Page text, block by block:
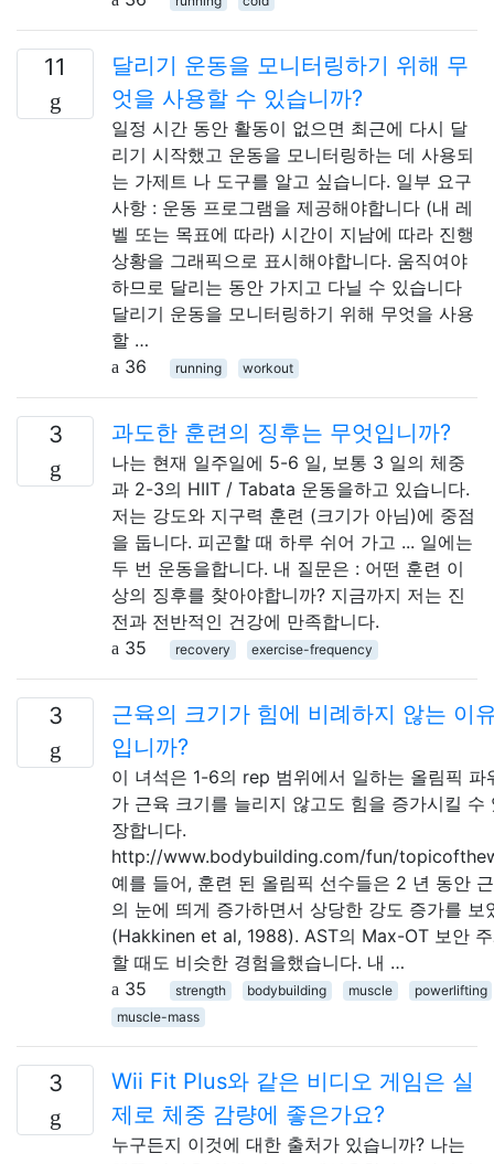
11
달리기 운동을 모니터링하기 위해 무
엇을 사용할 수 있습니까?
일정 시간 동안 활동이 없으면 최근에 다시 달
리기 시작했고 운동을 모니터링하는 데 사용되
는 가제트 나 도구를 알고 싶습니다. 일부 요구
사항 : 운동 프로그램을 제공해야합니다 (내 레
벨 또는 목표에 따라) 시간이 지남에 따라 진행
상황을 그래픽으로 표시해야합니다. 움직여야
하므로 달리는 동안 가지고 다닐 수 있습니다
달리기 운동을 모니터링하기 위해 무엇을 사용
할 …
36
running workout
3 과도한 훈련의 징후는 무엇입니까?
나는 현재 일주일에 5-6 일, 보통 3 일의 체중
과 2-3의 HIIT / Tabata 운동을하고 있습니다.
저는 강도와 지구력 훈련 (크기가 아님)에 중점
을 둡니다. 피곤할 때 하루 쉬어 가고 ... 일에는
두 번 운동을합니다. 내 질문은 : 어떤 훈련 이
상의 징후를 찾아야합니까? 지금까지 저는 진
전과 전반적인 건강에 만족합니다.
35
recovery exercise-frequency
3
근육의 크기가 힘에 비례하지 않는 이
입니까?
이 녀석은 1-6의 rep 범위에서 일하는 올림픽 파
가 근육 크기를 늘리지 않고도 힘을 증가시킬 수
장합니다.
http://www.bodybuilding.com/fun/
예를 들어, 훈련 된 올림픽 선수들은 2 년 동안
의 눈에 띄게 증가하면서 상당한 강도 증가를 보
(Hakkinen et al, 1988). AST의 Max-OT 보안
할 때도 비슷한 경험을했습니다. 내 …
35
strength bodybuilding muscle
powerlifting
muscle-mass
3
Wii Fit Plus와 같은 비디오 게임은 실
제로 체중 감량에 좋은가요?
누구든지 이것에 대한 출처가 있습니까? 나는